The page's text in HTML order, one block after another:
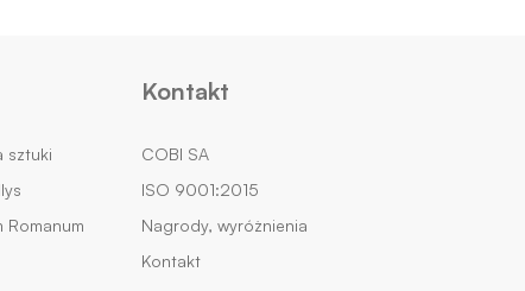
sztuki
Romanum
Kontakt
COBI SA
ISO 9001:2015
Nagrody, wyróżnienia
Kontakt